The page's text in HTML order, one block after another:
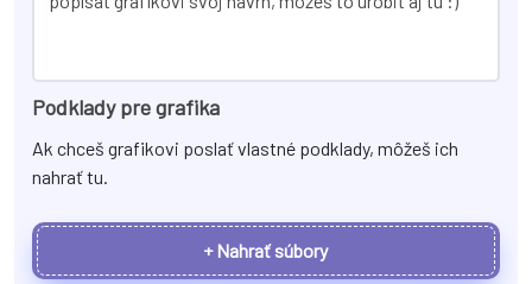
Podklady pre grafika
Ak chceš grafikovi poslať vlastné podklady, môžeš ich
nahrať tu.
+ Nahrať súbory